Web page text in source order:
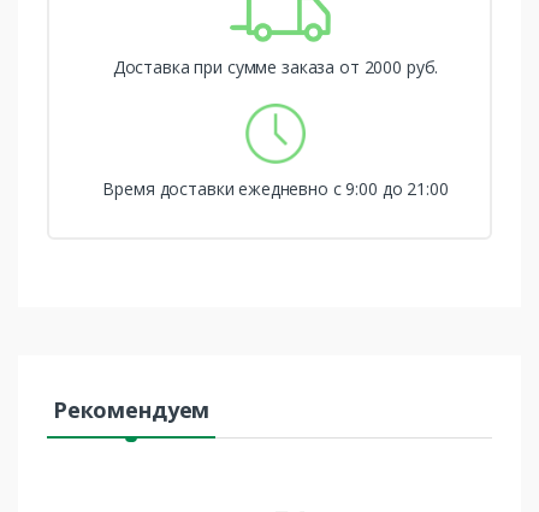
Доставка при сумме заказа от 2000 руб.
Время доставки ежедневно с 9:00 до 21:00
Рекомендуем